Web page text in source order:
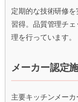
定期的な技術研修
習得。品質管理チ
理を行っています。
メーカー認定
主要キッチンメー